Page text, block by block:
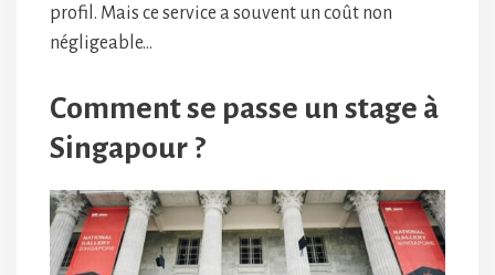
profil. Mais ce service a souvent un coût non
négligeable…
Comment se passe un stage à
Singapour ?